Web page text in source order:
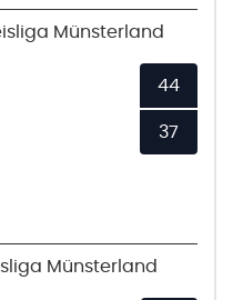
Münsterland
44
37
Münsterland